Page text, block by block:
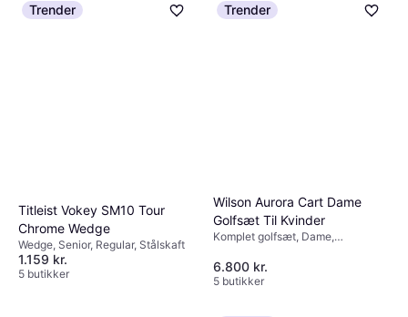
Trender
Titleist Vokey SM10 Tour
Chrome Wedge
Wedge, Senior, Regular, Stålskaft
1.159 kr.
5 butikker
Trender
Wilson Aurora Cart Dame
Golfsæt Til Kvinder
Komplet golfsæt, Dame,
6.800 kr.
5 butikker